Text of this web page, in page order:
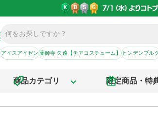
アイスアイゼン薬師寺 久遠【チアコスチューム】ヒンデンブル
商品カテゴリ 限定商品・特